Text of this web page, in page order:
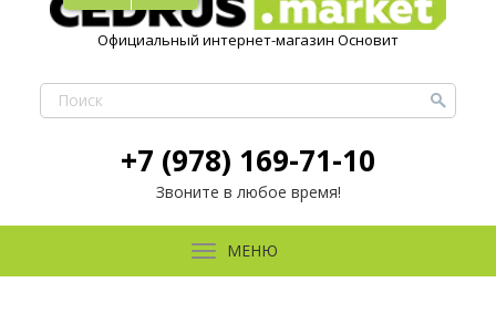
Официальный интернет-магазин Основит
+7 (978) 169-71-10
Звоните в любое время!
МЕНЮ